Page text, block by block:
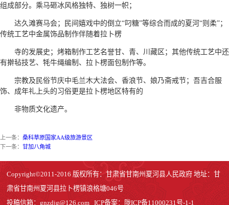
组成部分。乘马砸冰风格独特、独树一帜；
达久滩赛马会；民间嬉戏中的倒立“叼糖”等综合而成的夏河“则柔”；
传统工艺中金属饰品制作伴随着拉卜楞
寺的发展史；烤箱制作工艺名誉甘、青、川藏区；其他传统工艺中还
有擀毡技艺、牦牛绳编制、拉卜楞面包制作等。
宗教及民俗节庆中毛兰木大法会、香浪节、娘乃斋戒节；吾吉合服
饰、成年礼上头的习俗更是拉卜楞地区特有的
非物质文化遗产。
上一条： 桑科草原国家AA级旅游景区
下一条： 甘加八角城
Copyright©2011-2016 版权所有：甘肃省甘南州夏河县人民政府 地址：甘
肃省甘南州夏河县拉卜楞镇浪格塘046号
投稿信箱：gnzdjg@126.com ICP备案： 陇ICP备11000231号-1-1